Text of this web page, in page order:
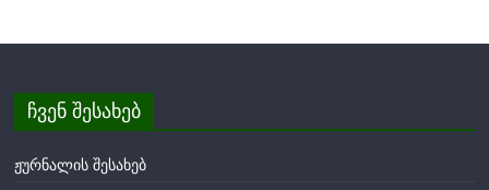
ჩვენ შესახებ
ჟურნალის შესახებ